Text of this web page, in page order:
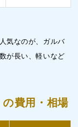
気なのが、ガルバ
が長い、軽いなど
費用・相場